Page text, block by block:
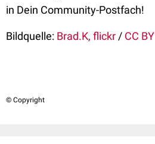
in Dein Community-Postfach!
Bildquelle: Brad.K, flickr / CC BY
© Copyright